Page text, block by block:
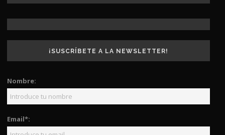
¡SUSCRÍBETE A LA NEWSLETTER!
Nombre:
Email*: